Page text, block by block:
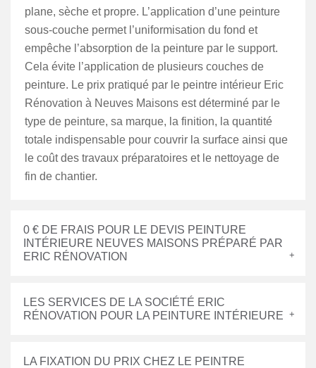
plane, sèche et propre. L’application d’une peinture
sous-couche permet l’uniformisation du fond et
empêche l’absorption de la peinture par le support.
Cela évite l’application de plusieurs couches de
peinture. Le prix pratiqué par le peintre intérieur Eric
Rénovation à Neuves Maisons est déterminé par le
type de peinture, sa marque, la finition, la quantité
totale indispensable pour couvrir la surface ainsi que
le coût des travaux préparatoires et le nettoyage de
fin de chantier.
0 € DE FRAIS POUR LE DEVIS PEINTURE
INTÉRIEURE NEUVES MAISONS PRÉPARÉ PAR
ERIC RÉNOVATION
LES SERVICES DE LA SOCIÉTÉ ERIC
RÉNOVATION POUR LA PEINTURE INTÉRIEURE
LA FIXATION DU PRIX CHEZ LE PEINTRE